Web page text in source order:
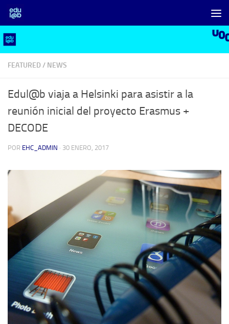
Saltar al contenido
FEATURED / NEWS
Edul@b viaja a Helsinki para asistir a la
reunión inicial del proyecto Erasmus +
DECODE
POR EHC_ADMIN · 30 ENERO, 2017